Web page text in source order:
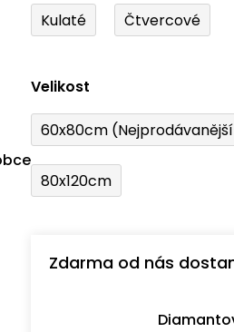
Kulaté Čtvercové
Velikost
60x80cm
80x120cm
Zdarma od nás